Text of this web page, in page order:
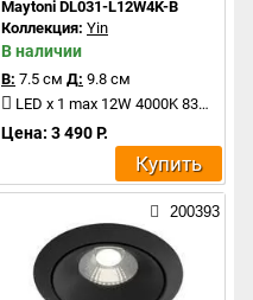
Maytoni DL031-L12W4K-B
Коллекция: Yin
В наличии
В: 7.5 см Д: 9.8 см
LED x 1 max 12W 4000K 830Lm
Цена: 3 490 Р.
Купить
200393